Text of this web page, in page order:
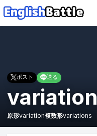
ポスト 送る
variation
原形variation複数形variations